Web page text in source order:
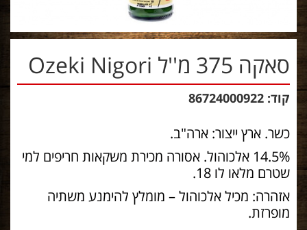
סאקה 375 מ''ל Ozeki Nigori
קוד: 86724000922
כשר. ארץ ייצור: ארה"ב.
14.5% אלכוהול. אסורה מכירת משקאות חריפים למי
שטרם מלאו לו 18.
אזהרה: מכיל אלכוהול – מומלץ להימנע משתיה
מופרזת.